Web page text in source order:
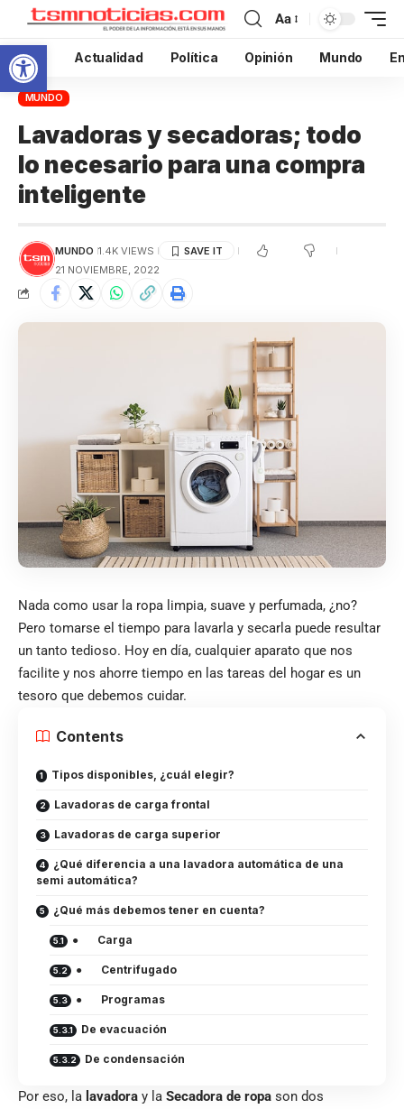
Abrir barra de herramientas
Aa
Inicio Actualidad Política Opinión Mundo
MUNDO
Lavadoras y secadoras; todo
lo necesario para una compra
inteligente
MUNDO 1.4K VIEWS
21 NOVIEMBRE, 2022
Nada como usar la ropa limpia, suave y perfumada, ¿no?
Pero tomarse el tiempo para lavarla y secarla puede resultar
un tanto tedioso. Hoy en día, cualquier aparato que nos
facilite y nos ahorre tiempo en las tareas del hogar es un
tesoro que debemos cuidar.
Contents
Tipos disponibles, ¿cuál elegir?
Lavadoras de carga frontal
Lavadoras de carga superior
¿Qué diferencia a una lavadora automática de una
semi automática?
¿Qué más debemos tener en cuenta?
● Carga
● Centrifugado
● Programas
De evacuación
De condensación
Por eso, la lavadora y la Secadora de ropa son dos